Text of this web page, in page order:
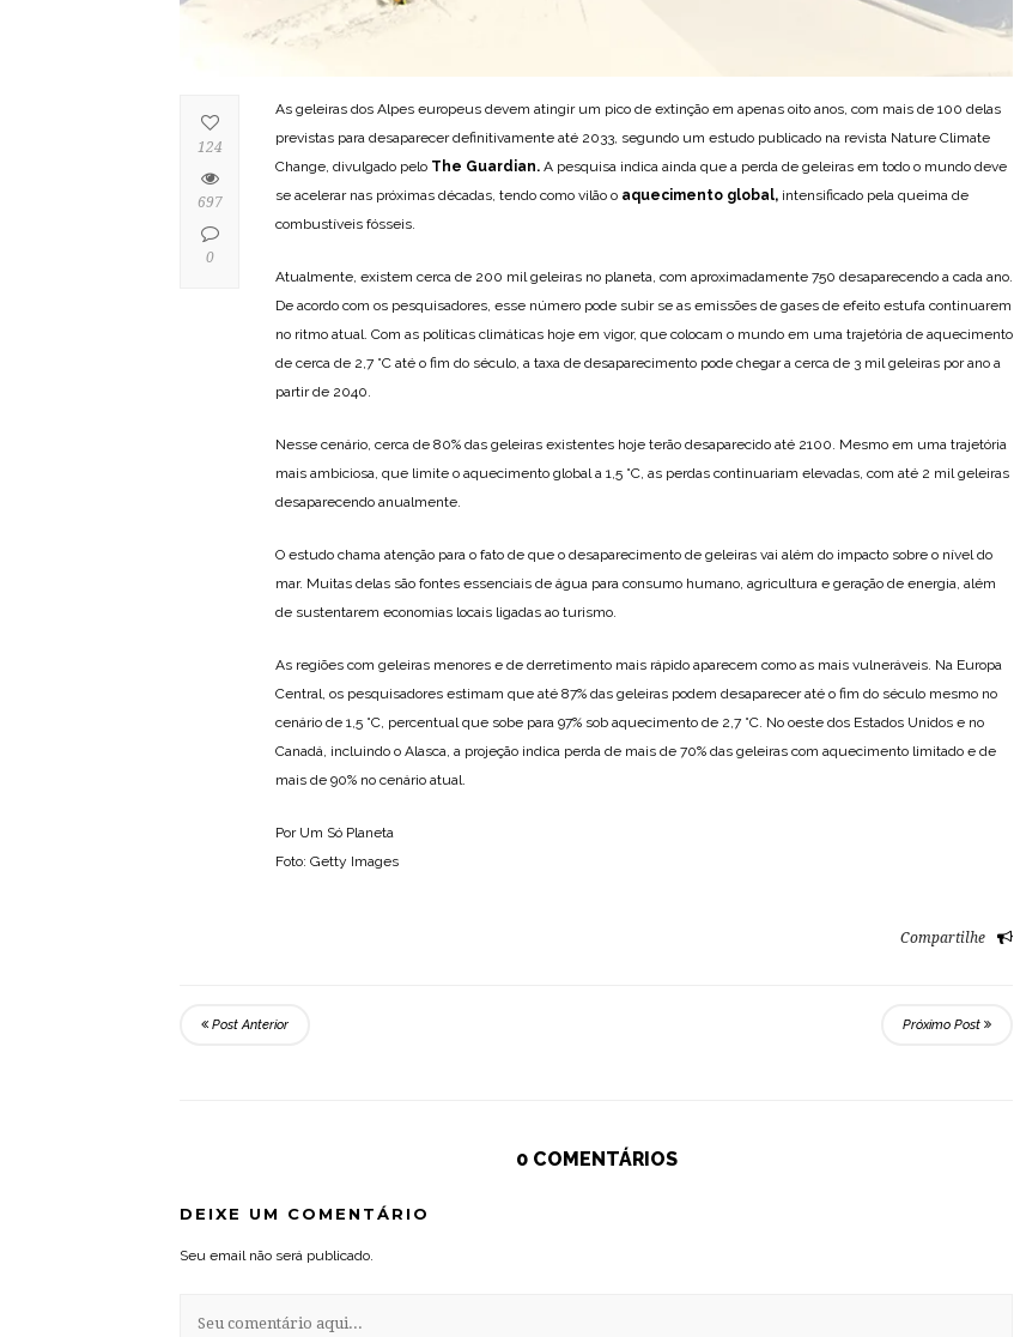
As geleiras dos Alpes europeus devem atingir um pico de extinção em apenas oito anos, com mais de 100 delas
previstas para desaparecer definitivamente até 2033, segundo um estudo publicado na revista Nature Climate
Change, divulgado pelo The Guardian. A pesquisa indica ainda que a perda de geleiras em todo o mundo deve
se acelerar nas próximas décadas, tendo como vilão o aquecimento global, intensificado pela queima de
combustíveis fósseis.
Atualmente, existem cerca de 200 mil geleiras no planeta, com aproximadamente 750 desaparecendo a cada ano.
De acordo com os pesquisadores, esse número pode subir se as emissões de gases de efeito estufa continuarem
no ritmo atual. Com as políticas climáticas hoje em vigor, que colocam o mundo em uma trajetória de aquecimento
de cerca de 2,7 °C até o fim do século, a taxa de desaparecimento pode chegar a cerca de 3 mil geleiras por ano a
partir de 2040.
Nesse cenário, cerca de 80% das geleiras existentes hoje terão desaparecido até 2100. Mesmo em uma trajetória
mais ambiciosa, que limite o aquecimento global a 1,5 °C, as perdas continuariam elevadas, com até 2 mil geleiras
desaparecendo anualmente.
O estudo chama atenção para o fato de que o desaparecimento de geleiras vai além do impacto sobre o nível do
mar. Muitas delas são fontes essenciais de água para consumo humano, agricultura e geração de energia, além
de sustentarem economias locais ligadas ao turismo.
As regiões com geleiras menores e de derretimento mais rápido aparecem como as mais vulneráveis. Na Europa
Central, os pesquisadores estimam que até 87% das geleiras podem desaparecer até o fim do século mesmo no
cenário de 1,5 °C, percentual que sobe para 97% sob aquecimento de 2,7 °C. No oeste dos Estados Unidos e no
Canadá, incluindo o Alasca, a projeção indica perda de mais de 70% das geleiras com aquecimento limitado e de
mais de 90% no cenário atual.
Por Um Só Planeta
Foto: Getty Images
Compartilhe
124
697
0
Post Anterior Próximo Post
0 COMENTÁRIOS
DEIXE UM COMENTÁRIO
Seu email não será publicado.